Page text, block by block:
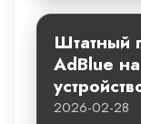
Штатный
AdBlue
2026-02-28